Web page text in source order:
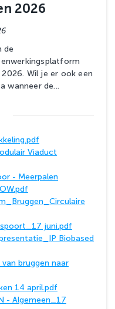
2026
de
Wil je er ook een
wanneer de...
Viaduct
- Meerpalen
juni.pdf
Biobased
bruggen naar
14 april.pdf
- Algemeen_17